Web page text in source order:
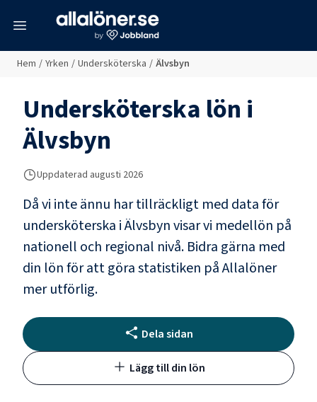
Hem / Yrken / Undersköterska / Älvsbyn
Undersköterska lön i
Älvsbyn
Uppdaterad augusti 2026
Då vi inte ännu har tillräckligt med data för
undersköterska iÄlvsbynvisar vi medellön på
nationell och regional nivå. Bidra gärna med
din lön för att göra statistiken på Allalöner
mer utförlig.
Dela sidan
Lägg till din lön